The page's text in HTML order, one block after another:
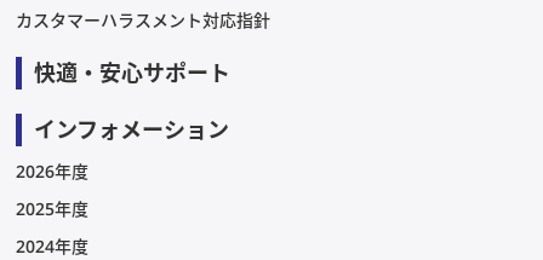
カスタマーハラスメント対応指針
快適・安心サポート
インフォメーション
2026年度
2025年度
2024年度